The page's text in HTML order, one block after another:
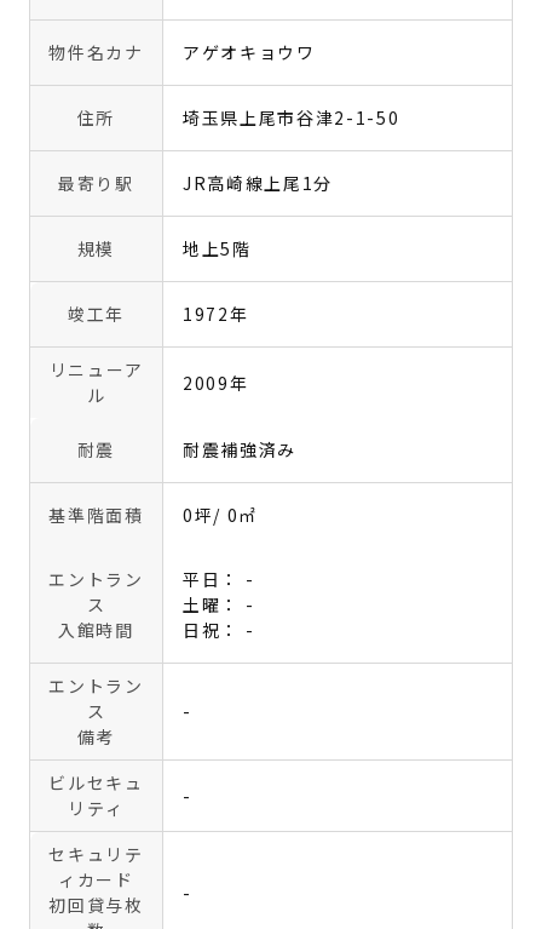
物件名カナ アゲオキョウワ
住所 埼玉県上尾市谷津2-1-50
最寄り駅 JR高崎線上尾1分
規模 地上5階
竣工年 1972年
リニューア
ル
2009年
耐震 耐震補強済み
基準階面積 0坪/ 0㎡
エントラン
ス
入館時間
平日： -
土曜： -
日祝： -
エントラン
ス
備考
-
ビルセキュ
リティ
-
セキュリテ
ィカード
初回貸与枚
-